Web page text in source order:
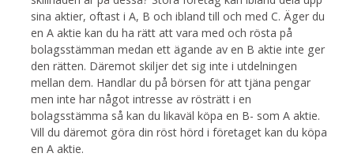
sina aktier, oftast i A, B och ibland till och med C. Äger du
en A aktie kan du ha rätt att vara med och rösta på
bolagsstämman medan ett ägande av en B aktie inte ger
den rätten. Däremot skiljer det sig inte i utdelningen
mellan dem. Handlar du på börsen för att tjäna pengar
men inte har något intresse av rösträtt i en
bolagsstämma så kan du likaväl köpa en B- som A aktie.
Vill du däremot göra din röst hörd i företaget kan du köpa
en A aktie.